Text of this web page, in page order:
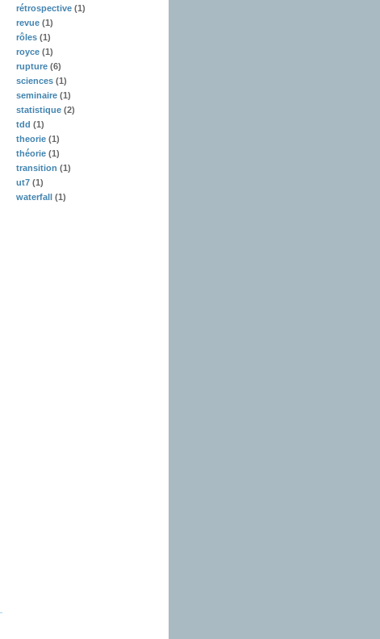
rétrospective(1)
revue(1)
rôles(1)
royce(1)
rupture(6)
sciences(1)
seminaire(1)
statistique(2)
tdd(1)
theorie(1)
théorie(1)
transition(1)
ut7(1)
waterfall(1)